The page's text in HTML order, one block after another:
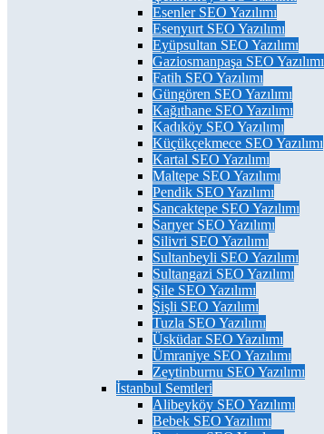
Esenler SEO Yazılımı
Esenyurt SEO Yazılımı
Eyüpsultan SEO Yazılımı
Gaziosmanpaşa SEO Yazılımı
Fatih SEO Yazılımı
Güngören SEO Yazılımı
Kağıthane SEO Yazılımı
Kadıköy SEO Yazılımı
Küçükçekmece SEO Yazılımı
Kartal SEO Yazılımı
Maltepe SEO Yazılımı
Pendik SEO Yazılımı
Sancaktepe SEO Yazılımı
Sarıyer SEO Yazılımı
Silivri SEO Yazılımı
Sultanbeyli SEO Yazılımı
Sultangazi SEO Yazılımı
Şile SEO Yazılımı
Şişli SEO Yazılımı
Tuzla SEO Yazılımı
Üsküdar SEO Yazılımı
Ümraniye SEO Yazılımı
Zeytinburnu SEO Yazılımı
İstanbul Semtleri
Alibeyköy SEO Yazılımı
Bebek SEO Yazılımı